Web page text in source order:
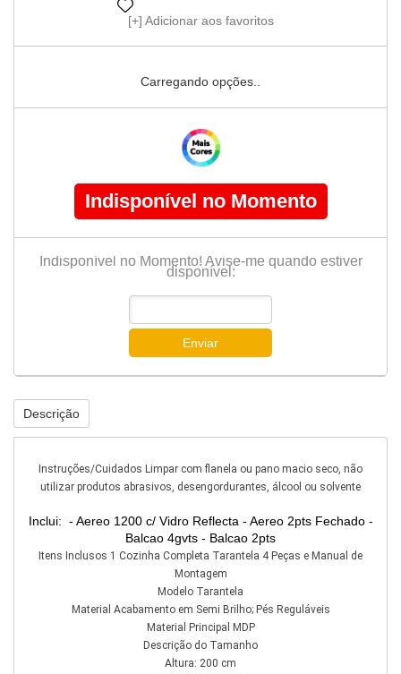
Adicionar aos favoritos
Carregando opções..
Indisponível no Momento
Indisponível no Momento! Avise-me quando estiver
disponível:
Enviar
Descrição
Instruções/Cuidados Limpar com flanela ou pano macio seco, não
utilizar produtos abrasivos, desengordurantes, álcool ou solvente
Inclui: - Aereo 1200 c/ Vidro Reflecta - Aereo 2pts Fechado -
Balcao 4gvts - Balcao 2pts
Itens Inclusos 1 Cozinha Completa Tarantela 4 Peças e Manual de
Montagem
Modelo Tarantela
Material Acabamento em Semi Brilho; Pés Reguláveis
Material Principal MDP
Descrição do Tamanho
Altura: 200 cm